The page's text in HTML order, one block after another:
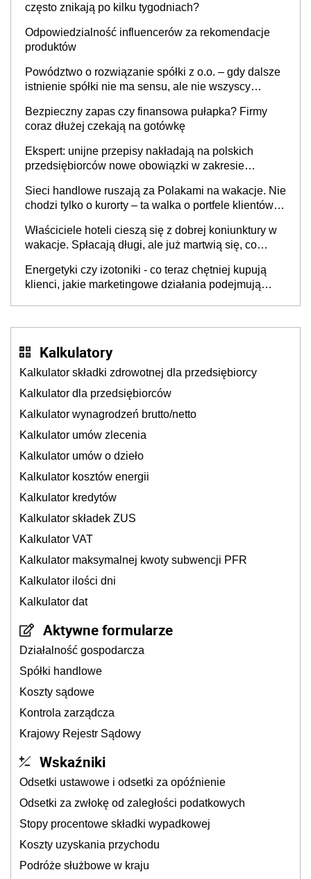
często znikają po kilku tygodniach?
Odpowiedzialność influencerów za rekomendacje
produktów
Powództwo o rozwiązanie spółki z o.o. – gdy dalsze
istnienie spółki nie ma sensu, ale nie wszyscy
Bezpieczny zapas czy finansowa pułapka? Firmy
coraz dłużej czekają na gotówkę
Ekspert: unijne przepisy nakładają na polskich
przedsiębiorców nowe obowiązki w zakresie
Sieci handlowe ruszają za Polakami na wakacje. Nie
chodzi tylko o kurorty – ta walka o portfele klientów
cichu
Właściciele hoteli cieszą się z dobrej koniunktury w
wakacje. Spłacają długi, ale już martwią się, co
Energetyki czy izotoniki - co teraz chętniej kupują
klienci, jakie marketingowe działania podejmują
Kalkulatory
Kalkulator składki zdrowotnej dla przedsiębiorcy
Kalkulator dla przedsiębiorców
Kalkulator wynagrodzeń brutto/netto
Kalkulator umów zlecenia
Kalkulator umów o dzieło
Kalkulator kosztów energii
Kalkulator kredytów
Kalkulator składek ZUS
Kalkulator VAT
Kalkulator maksymalnej kwoty subwencji PFR
Kalkulator ilości dni
Kalkulator dat
Aktywne formularze
Działalność gospodarcza
Spółki handlowe
Koszty sądowe
Kontrola zarządcza
Krajowy Rejestr Sądowy
Wskaźniki
Odsetki ustawowe i odsetki za opóźnienie
Odsetki za zwłokę od zaległości podatkowych
Stopy procentowe składki wypadkowej
Koszty uzyskania przychodu
Podróże służbowe w kraju